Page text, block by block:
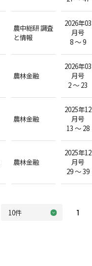
農中総研 調査
と情報
2026年03
月号
8 ～ 9
農林金融
2026年03
月号
2 ～ 23
農林金融
2025年12
月号
13 ～ 28
農林金融
2025年12
月号
29 ～ 39
1